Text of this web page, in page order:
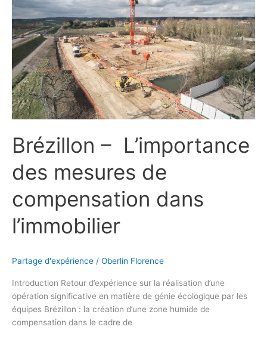
Brézillon – L’importance
des mesures de
compensation dans
l’immobilier
Partage d'expérience / Oberlin Florence
Introduction Retour d’expérience sur la réalisation d’une
opération significative en matière de génie écologique par les
équipes Brézillon : la création d’une zone humide de
compensation dans le cadre de
mesures
de
compensation
dans
l’immobilier